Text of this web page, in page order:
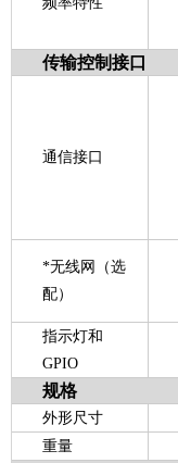
传输控制接口
通信接口
*无线网（选
配）
指示灯和
GPIO
规格
外形尺寸
重量